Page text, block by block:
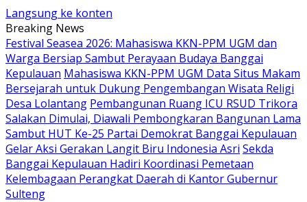
Langsung ke konten
Breaking News
Festival Seasea 2026: Mahasiswa KKN-PPM UGM dan
Warga Bersiap Sambut Perayaan Budaya Banggai
Kepulauan Mahasiswa KKN-PPM UGM Data Situs Makam
Bersejarah untuk Dukung Pengembangan Wisata Religi
Desa Lolantang Pembangunan Ruang ICU RSUD Trikora
Salakan Dimulai, Diawali Pembongkaran Bangunan Lama
Sambut HUT Ke-25 Partai Demokrat Banggai Kepulauan
Gelar Aksi Gerakan Langit Biru Indonesia Asri Sekda
Banggai Kepulauan Hadiri Koordinasi Pemetaan
Kelembagaan Perangkat Daerah di Kantor Gubernur
Sulteng